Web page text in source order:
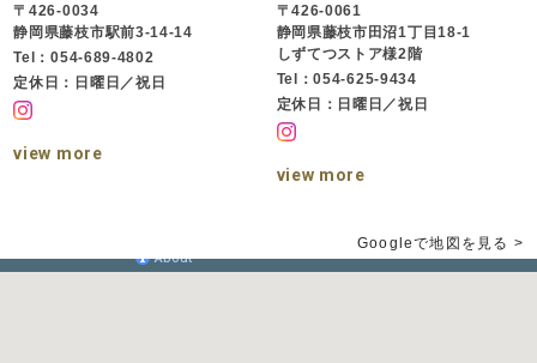
〒426-0034
静岡県藤枝市駅前3-14-14
Tel：054-689-4802
定休日：日曜日／祝日
view more
〒426-0061
静岡県藤枝市田沼1丁目18-1
しずてつストア様2階
Tel：054-625-9434
定休日：日曜日／祝日
view more
Googleで地図を見る >